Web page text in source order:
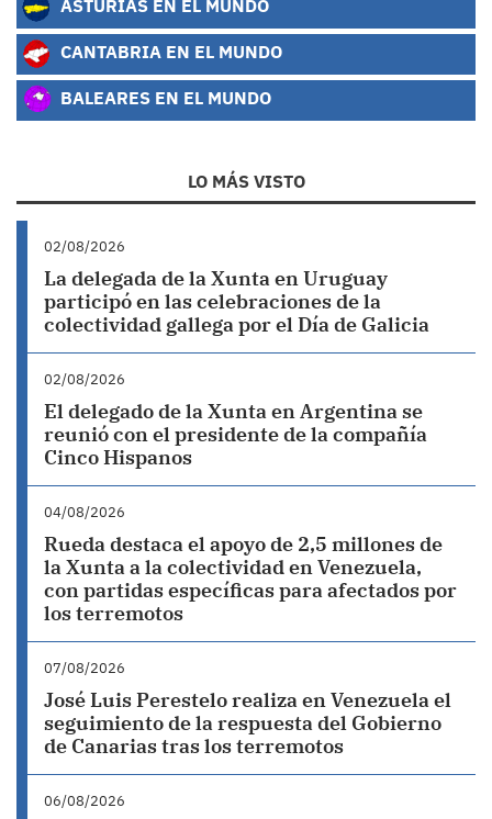
ASTURIAS EN EL MUNDO
CANTABRIA EN EL MUNDO
BALEARES EN EL MUNDO
LO MÁS VISTO
02/08/2026
La delegada de la Xunta en Uruguay
participó en las celebraciones de la
colectividad gallega por el Día de Galicia
02/08/2026
El delegado de la Xunta en Argentina se
reunió con el presidente de la compañía
Cinco Hispanos
04/08/2026
Rueda destaca el apoyo de 2,5 millones de
la Xunta a la colectividad en Venezuela,
con partidas específicas para afectados por
los terremotos
07/08/2026
José Luis Perestelo realiza en Venezuela el
seguimiento de la respuesta del Gobierno
de Canarias tras los terremotos
06/08/2026